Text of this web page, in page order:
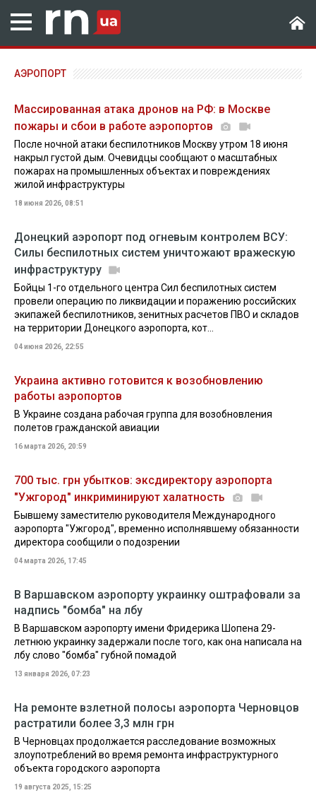
АЭРОПОРТ
Массированная атака дронов на РФ: в Москве
пожары и сбои в работе аэропортов
После ночной атаки беспилотников Москву утром 18 июня
накрыл густой дым. Очевидцы сообщают о масштабных
пожарах на промышленных объектах и повреждениях
жилой инфраструктуры
18 июня 2026, 08:51
Донецкий аэропорт под огневым контролем ВСУ:
Силы беспилотных систем уничтожают вражескую
инфраструктуру
Бойцы 1-го отдельного центра Сил беспилотных систем
провели операцию по ликвидации и поражению российских
экипажей беспилотников, зенитных расчетов ПВО и складов
на территории Донецкого аэропорта, кот...
04 июня 2026, 22:55
Украина активно готовится к возобновлению
работы аэропортов
В Украине создана рабочая группа для возобновления
полетов гражданской авиации
16 марта 2026, 20:59
700 тыс. грн убытков: эксдиректору аэропорта
"Ужгород" инкриминируют халатность
Бывшему заместителю руководителя Международного
аэропорта "Ужгород", временно исполнявшему обязанности
директора сообщили о подозрении
04 марта 2026, 17:45
В Варшавском аэропорту украинку оштрафовали за
надпись "бомба" на лбу
В Варшавском аэропорту имени Фридерика Шопена 29-
летнюю украинку задержали после того, как она написала на
лбу слово "бомба" губной помадой
13 января 2026, 07:23
На ремонте взлетной полосы аэропорта Черновцов
растратили более 3,3 млн грн
В Черновцах продолжается расследование возможных
злоупотреблений во время ремонта инфраструктурного
объекта городского аэропорта
19 августа 2025, 15:25